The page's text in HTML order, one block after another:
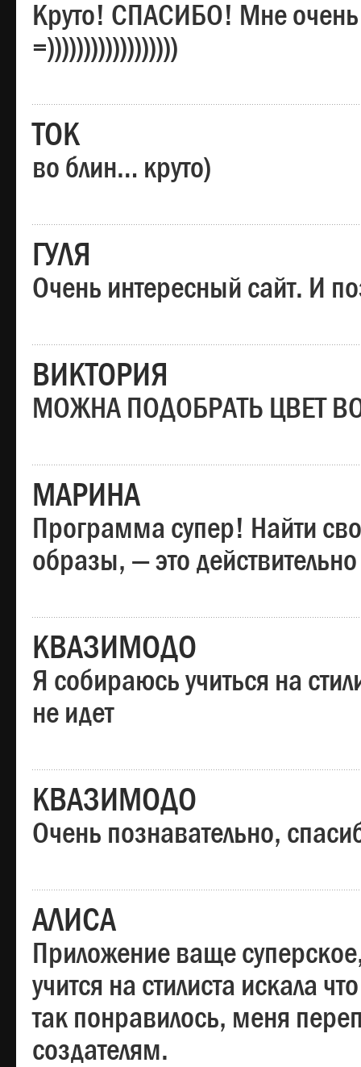
Круто! СПАСИБО! Мне
=))))))))))))))))))
ТОК
во блин… круто)
ГУЛЯ
Очень интересный сайт. И
ВИКТОРИЯ
МОЖНА ПОДОБРАТЬ ЦВЕТ
МАРИНА
Программа супер! Найти
образы, — это
КВАЗИМОДО
Я собираюсь учиться на
не идет
КВАЗИМОДО
Очень познавательно,
АЛИСА
Приложение ваще
учится на стилиста искала
так понравилось, меня
создателям.